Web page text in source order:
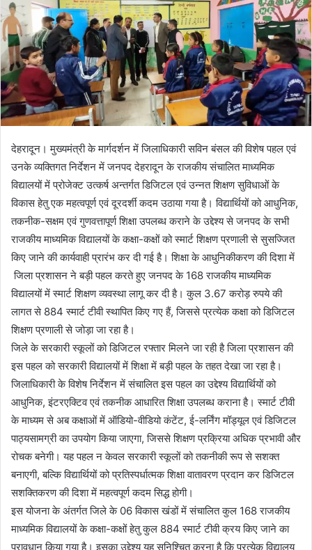
m
a
i
l
देहरादून। मुख्यमंत्री के मार्गदर्शन में जिलाधिकारी सविन बंसल की विशेष पहल एवं
उनके व्यक्तिगत निर्देशन में जनपद देहरादून के राजकीय संचालित माध्यमिक
विद्यालयों में प्रोजेक्ट उत्कर्ष अन्तर्गत डिजिटल एवं उन्नत शिक्षण सुविधाओं के
विकास हेतु एक महत्वपूर्ण एवं दूरदर्शी कदम उठाया गया है। विद्यार्थियों को आधुनिक,
तकनीक-सक्षम एवं गुणवत्तापूर्ण शिक्षा उपलब्ध कराने के उद्देश्य से जनपद के सभी
राजकीय माध्यमिक विद्यालयों के कक्षा-कक्षों को स्मार्ट शिक्षण प्रणाली से सुसज्जित
किए जाने की कार्यवाही प्रारंभ कर दी गई है। शिक्षा के आधुनिकीकरण की दिशा में
जिला प्रशासन ने बड़ी पहल करते हुए जनपद के 168 राजकीय माध्यमिक
विद्यालयों में स्मार्ट शिक्षण व्यवस्था लागू कर दी है। कुल 3.67 करोड़ रुपये की
लागत से 884 स्मार्ट टीवी स्थापित किए गए हैं, जिससे प्रत्येक कक्षा को डिजिटल
शिक्षण प्रणाली से जोड़ा जा रहा है।
जिले के सरकारी स्कूलों को डिजिटल रफ्तार मिलने जा रही है जिला प्रशासन की
इस पहल को सरकारी विद्यालयों में शिक्षा में बड़ी पहल के तहत देखा जा रहा है।
जिलाधिकारी के विशेष निर्देशन में संचालित इस पहल का उद्देश्य विद्यार्थियों को
आधुनिक, इंटरएक्टिव एवं तकनीक आधारित शिक्षा उपलब्ध कराना है। स्मार्ट टीवी
के माध्यम से अब कक्षाओं में ऑडियो-वीडियो कंटेंट, ई-लर्निंग मॉड्यूल एवं डिजिटल
पाठ्यसामग्री का उपयोग किया जाएगा, जिससे शिक्षण प्रक्रिया अधिक प्रभावी और
रोचक बनेगी। यह पहल न केवल सरकारी स्कूलों को तकनीकी रूप से सशक्त
बनाएगी, बल्कि विद्यार्थियों को प्रतिस्पर्धात्मक शिक्षा वातावरण प्रदान कर डिजिटल
सशक्तिकरण की दिशा में महत्वपूर्ण कदम सिद्ध होगी।
इस योजना के अंतर्गत जिले के 06 विकास खंडों में संचालित कुल 168 राजकीय
माध्यमिक विद्यालयों के कक्षा-कक्षों हेतु कुल 884 स्मार्ट टीवी क्रय किए जाने का
प्रावधान किया गया है। इसका उद्देश्य यह सुनिश्चित करना है कि प्रत्येक विद्यालय